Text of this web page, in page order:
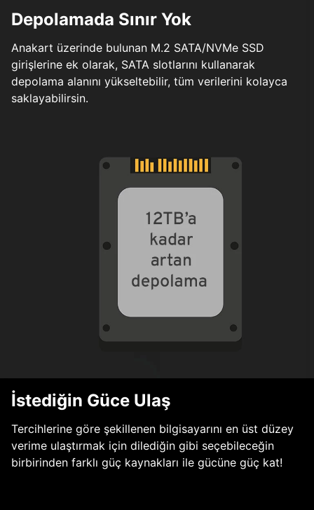
Depolamada Sınır Yok
Anakart üzerinde bulunan M.2 SATA/NVMe SSD
girişlerine ek olarak, SATA slotlarını kullanarak
depolama alanını yükseltebilir, tüm verilerini kolayca
saklayabilirsin.
İstediğin Güce Ulaş
Tercihlerine göre şekillenen bilgisayarını en üst düzey
verime ulaştırmak için dilediğin gibi seçebileceğin
birbirinden farklı güç kaynakları ile gücüne güç kat!